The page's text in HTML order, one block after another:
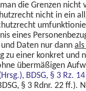
die Grenzen nicht
nicht in ein
eines
Daten nur dann
zu einer konkret
übermäßigen
BDSG, § 3 Rz.
§ 3 Rdnr. 22 ff.).